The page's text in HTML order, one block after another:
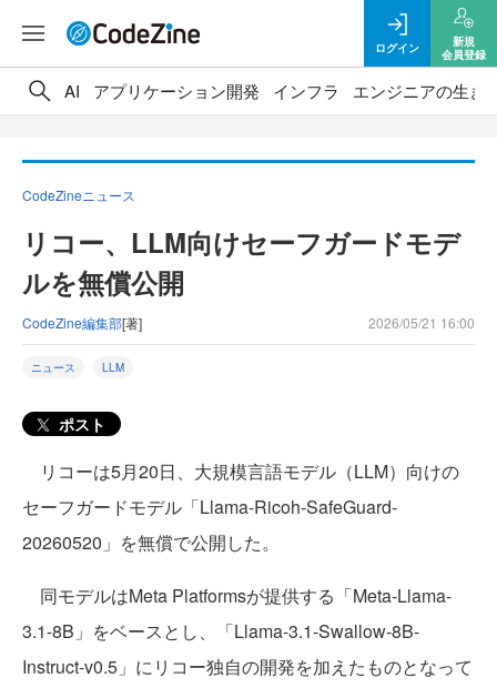
ログイン
新規
会員登録
AI アプリケーション開発 インフラ エンジニアの生き
CodeZineニュース
リコー、LLM向けセーフガードモデ
ルを無償公開
CodeZine編集部[著] 2026/05/21 16:00
ニュース LLM
ポスト
リコーは5月20日、大規模言語モデル（LLM）向けの
セーフガードモデル「Llama-Ricoh-SafeGuard-
20260520」を無償で公開した。
同モデルはMeta Platformsが提供する「Meta-Llama-
3.1-8B」をベースとし、「Llama-3.1-Swallow-8B-
Instruct-v0.5」にリコー独自の開発を加えたものとなって